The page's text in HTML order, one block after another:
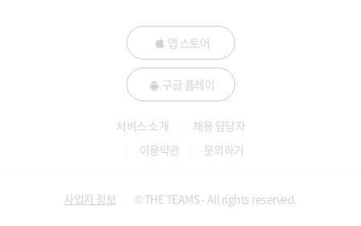
앱 스토어
구글 플레이
서비스 소개
채용 담당자
이용약관
문의하기
사업자 정보 © THE TEAMS - All rights reserved.